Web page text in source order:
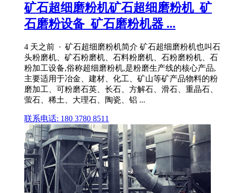
矿石超细磨粉机矿石超细磨粉机_矿
石磨粉设备_矿石磨粉机器 ...
4 天之前 · 矿石超细磨粉机简介 矿石超细磨粉机也叫石
头粉磨机、矿石粉磨机、石料粉磨机、石粉磨粉机、石
粉加工设备,俗称超细磨粉机,是粉磨生产线的核心产品,
主要适用于冶金、建材、化工、矿山等矿产品物料的粉
磨加工、可粉磨石英、长石、方解石、滑石、重晶石、
萤石、稀土、大理石、陶瓷、铝 ...
联系电话: 180 3780 8511